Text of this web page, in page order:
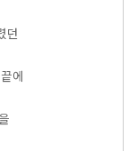
던
에